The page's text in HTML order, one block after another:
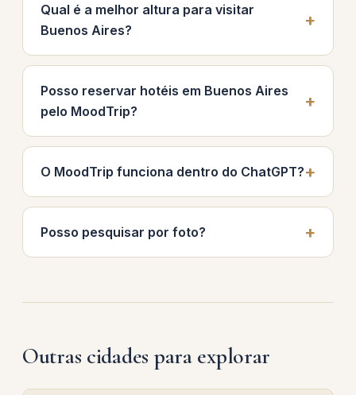
Qual é a melhor altura para visitar
Buenos Aires?
Posso reservar hotéis em Buenos Aires
pelo MoodTrip?
O MoodTrip funciona dentro do ChatGPT?
Posso pesquisar por foto?
Outras cidades para explorar